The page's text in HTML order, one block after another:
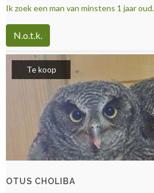
Ik zoek een man van minstens 1 jaar
N.o.t.k.
Te koop
OTUS CHOLIBA